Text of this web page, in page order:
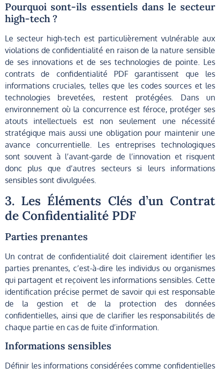
Pourquoi sont-ils essentiels dans le secteur
high-tech ?
Le secteur high-tech est particulièrement vulnérable aux
violations de confidentialité en raison de la nature sensible
de ses innovations et de ses technologies de pointe. Les
contrats de confidentialité PDF garantissent que les
informations cruciales, telles que les codes sources et les
technologies brevetées, restent protégées. Dans un
environnement où la concurrence est féroce, protéger ses
atouts intellectuels est non seulement une nécessité
stratégique mais aussi une obligation pour maintenir une
avance concurrentielle. Les entreprises technologiques
sont souvent à l’avant-garde de l’innovation et risquent
donc plus que d’autres secteurs si leurs informations
sensibles sont divulguées.
3. Les Éléments Clés d’un Contrat
de Confidentialité PDF
Parties prenantes
Un contrat de confidentialité doit clairement identifier les
parties prenantes, c’est-à-dire les individus ou organismes
qui partagent et reçoivent les informations sensibles. Cette
identification précise permet de savoir qui est responsable
de la gestion et de la protection des données
confidentielles, ainsi que de clarifier les responsabilités de
chaque partie en cas de fuite d’information.
Informations sensibles
Définir les informations considérées comme confidentielles